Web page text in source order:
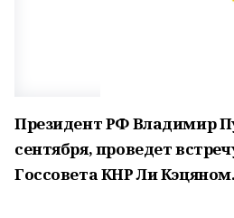
Президент РФ Владимир
сентября, проведет
Госсовета КНР Ли Кэцяном.